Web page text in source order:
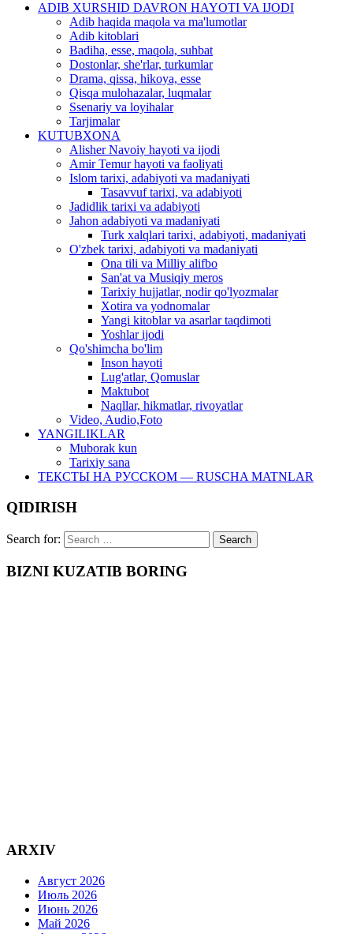
ADIB XURSHID DAVRON HAYOTI VA IJODI
Adib haqida maqola va ma'lumotlar
Adib kitoblari
Badiha, esse, maqola, suhbat
Dostonlar, she'rlar, turkumlar
Drama, qissa, hikoya, esse
Qisqa mulohazalar, luqmalar
Ssenariy va loyihalar
Tarjimalar
KUTUBXONA
Alisher Navoiy hayoti va ijodi
Amir Temur hayoti va faoliyati
Islom tarixi, adabiyoti va madaniyati
Tasavvuf tarixi, va adabiyoti
Jadidlik tarixi va adabiyoti
Jahon adabiyoti va madaniyati
Turk xalqlari tarixi, adabiyoti, madaniyati
O'zbek tarixi, adabiyoti va madaniyati
Ona tili va Milliy alifbo
San'at va Musiqiy meros
Tarixiy hujjatlar, nodir qo'lyozmalar
Xotira va yodnomalar
Yangi kitoblar va asarlar taqdimoti
Yoshlar ijodi
Qo'shimcha bo'lim
Inson hayoti
Lug'atlar, Qomuslar
Maktubot
Naqllar, hikmatlar, rivoyatlar
Video, Audio,Foto
YANGILIKLAR
Muborak kun
Tarixiy sana
ТЕКСТЫ НА РУССКОМ — RUSCHA MATNLAR
QIDIRISH
Search for:
BIZNI KUZATIB BORING
ARXIV
Август 2026
Июль 2026
Июнь 2026
Май 2026